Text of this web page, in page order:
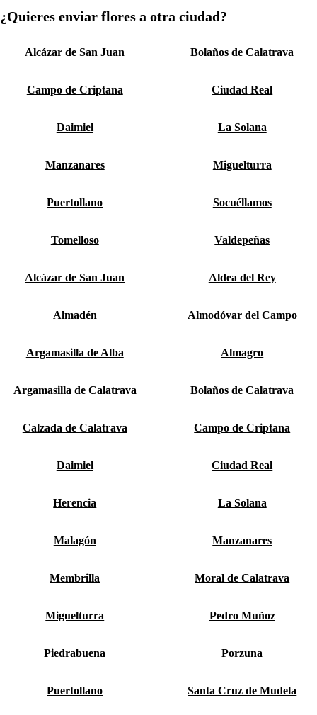
¿Quieres enviar flores a otra ciudad?
Alcázar de San Juan Bolaños de Calatrava
Campo de Criptana Ciudad Real
Daimiel La Solana
Manzanares Miguelturra
Puertollano Socuéllamos
Tomelloso Valdepeñas
Alcázar de San Juan Aldea del Rey
Almadén Almodóvar del Campo
Argamasilla de Alba Almagro
Argamasilla de Calatrava Bolaños de Calatrava
Calzada de Calatrava Campo de Criptana
Daimiel Ciudad Real
Herencia La Solana
Malagón Manzanares
Membrilla Moral de Calatrava
Miguelturra Pedro Muñoz
Piedrabuena Porzuna
Puertollano Santa Cruz de Mudela